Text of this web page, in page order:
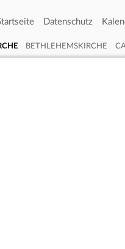
Datenschutz
BETHLEHEMSKIRCHE